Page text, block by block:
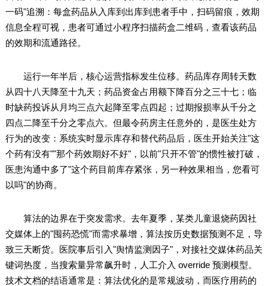
一码"追溯：每盒药品从入库到出库到患者手中，扫码留痕，效期
信息全程可视，患者可通过小程序扫描药盒二维码，查看该药品
的效期和流通路径。
运行一年半后，核心运营指标发生位移。药品库存周转天数
从四十八天降至十九天；药品资金占用额下降百分之三十七；临
时缺药投诉从月均三点六起降至零点四起；过期报损率从千分之
四点二降至千分之零点六。但最令药房主任意外的，是医生处方
行为的改变：系统实时显示库存和替代药品后，医生开始关注"这
个药有没有""那个药效期好不好"，以前"只开不管"的惯性被打破，
医患沟通中多了"这个药目前库存紧张，另一种效果相当，您看可
以吗"的协商。
算法的边界在于突发需求。去年夏季，某类儿童退烧药因社
交媒体上的"囤药恐慌"而需求暴增，算法按历史数据预测不足，导
致三天断货。医院事后引入"舆情监测因子"，对接社交媒体药品关
键词热度，当搜索量异常飙升时，人工介入 override 预测模型。
技术文档的结语通常是：算法优化的是常规波动，而医疗用药的